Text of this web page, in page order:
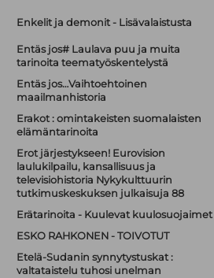
Enkelit ja demonit - Lisävalaistusta
Entäs jos# Laulava puu ja muita
tarinoita teematyöskentelystä
Entäs jos…Vaihtoehtoinen
maailmanhistoria
Erakot : omintakeisten suomalaisten
elämäntarinoita
Erot järjestykseen! Eurovision
laulukilpailu, kansallisuus ja
televisiohistoria Nykykulttuurin
tutkimuskeskuksen julkaisuja 88
Erätarinoita - Kuulevat kuulosuojaimet
ESKO RAHKONEN - TOIVOTUT
Etelä-Sudanin synnytystuskat :
valtataistelu tuhosi unelman